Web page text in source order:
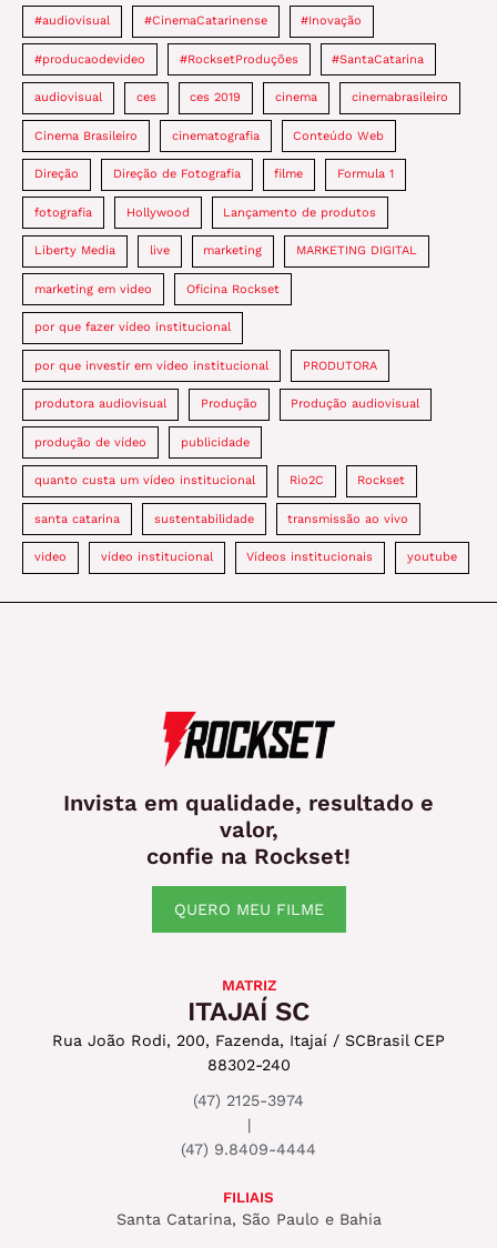
#audiovisual #CinemaCatarinense #Inovação
#producaodevideo #RocksetProduções #SantaCatarina
audiovisual ces ces 2019 cinema cinemabrasileiro
Cinema Brasileiro cinematografia Conteúdo Web
Direção Direção de Fotografia filme Formula 1
fotografia Hollywood Lançamento de produtos
Liberty Media live marketing MARKETING DIGITAL
marketing em video Oficina Rockset
por que fazer vídeo institucional
por que investir em vídeo institucional PRODUTORA
produtora audiovisual Produção Produção audiovisual
produção de vídeo publicidade
quanto custa um vídeo institucional Rio2C Rockset
santa catarina sustentabilidade transmissão ao vivo
video vídeo institucional Vídeos institucionais youtube
Invista em qualidade, resultado e
valor,
confie na Rockset!
QUERO MEU FILME
MATRIZ
ITAJAÍ SC
Rua João Rodi, 200, Fazenda, Itajaí / SCBrasil CEP
88302-240
(47) 2125-3974
|
(47) 9.8409-4444
FILIAIS
Santa Catarina, São Paulo e Bahia